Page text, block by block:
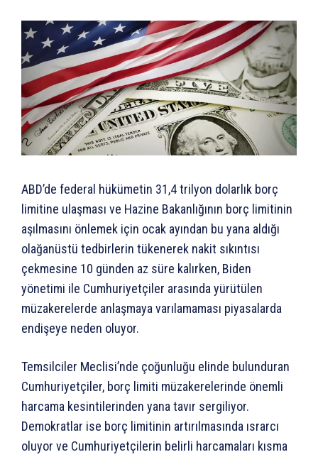
ABD’de federal hükümetin 31,4 trilyon dolarlık borç
limitine ulaşması ve Hazine Bakanlığının borç limitinin
aşılmasını önlemek için ocak ayından bu yana aldığı
olağanüstü tedbirlerin tükenerek nakit sıkıntısı
çekmesine 10 günden az süre kalırken, Biden
yönetimi ile Cumhuriyetçiler arasında yürütülen
müzakerelerde anlaşmaya varılamaması piyasalarda
endişeye neden oluyor.
Temsilciler Meclisi’nde çoğunluğu elinde bulunduran
Cumhuriyetçiler, borç limiti müzakerelerinde önemli
harcama kesintilerinden yana tavır sergiliyor.
Demokratlar ise borç limitinin artırılmasında ısrarcı
oluyor ve Cumhuriyetçilerin belirli harcamaları kısma